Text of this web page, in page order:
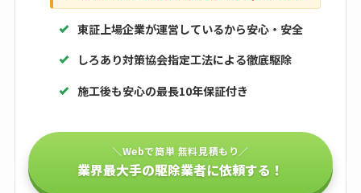
東証上場企業が運営しているから安心・安全
しろあり対策協会指定工法による徹底駆除
施工後も安心の最長10年保証付き
＼Webで簡単 無料見積もり／
業界最大手の駆除業者に依頼する！